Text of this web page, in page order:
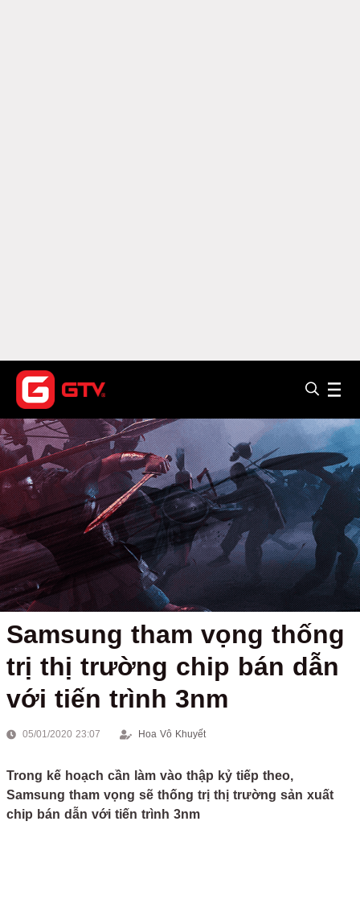
Samsung tham vọng thống
trị thị trường chip bán dẫn
với tiến trình 3nm
05/01/2020 23:07 Hoa Vô Khuyết
Trong kế hoạch cần làm vào thập kỷ tiếp theo,
Samsung tham vọng sẽ thống trị thị trường sản xuất
chip bán dẫn với tiến trình 3nm